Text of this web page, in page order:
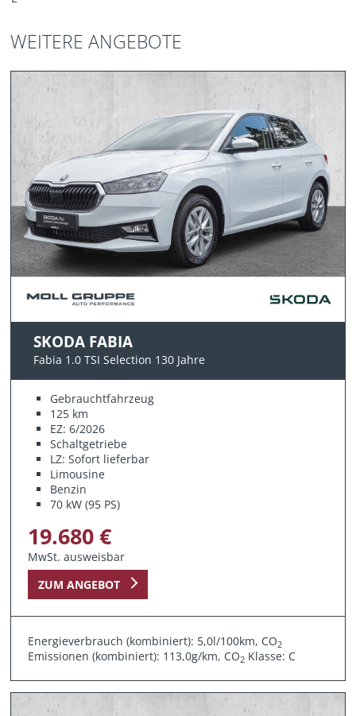
WEITERE ANGEBOTE
SKODA FABIA
Fabia 1.0 TSI Selection 130 Jahre
Gebrauchtfahrzeug
125 km
EZ: 6/2026
Schaltgetriebe
LZ: Sofort lieferbar
Limousine
Benzin
70 kW (95 PS)
19.680 €
MwSt. ausweisbar
ZUM ANGEBOT
Energieverbrauch (kombiniert): 5,0l/100km, CO2
Emissionen (kombiniert): 113,0g/km, CO2 Klasse: C